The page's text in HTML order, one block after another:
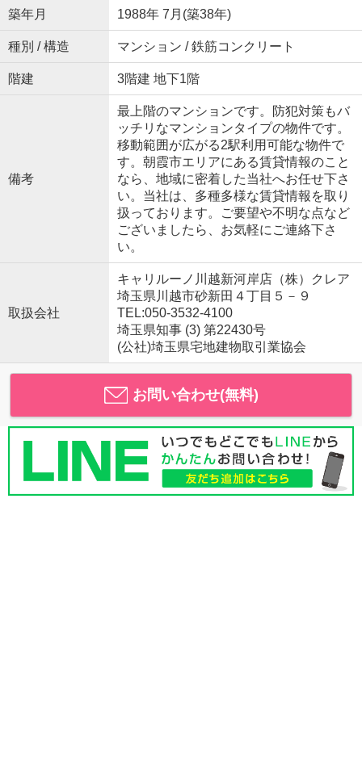
築年月 1988年 7月(築38年)
種別 / 構造 マンション / 鉄筋コンクリート
階建 3階建 地下1階
備考
最上階のマンションです。防犯対策もバ
ッチリなマンションタイプの物件です。
移動範囲が広がる2駅利用可能な物件で
す。朝霞市エリアにある賃貸情報のこと
なら、地域に密着した当社へお任せ下さ
い。当社は、多種多様な賃貸情報を取り
扱っております。ご要望や不明な点など
ございましたら、お気軽にご連絡下さ
い。
取扱会社
キャリルーノ川越新河岸店（株）クレア
埼玉県川越市砂新田４丁目５－９
TEL:050-3532-4100
埼玉県知事 (3) 第22430号
(公社)埼玉県宅地建物取引業協会
お問い合わせ(無料)